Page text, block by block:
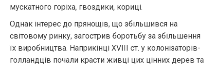
мускатного горіха, гвоздики, кориці.
Однак інтерес до прянощів, що збільшився на
світовому ринку, загострив боротьбу за збільшення
їх виробництва. Наприкінці XVIII ст. у колонізаторів-
голландців почали красти живці цих цінних дерев та